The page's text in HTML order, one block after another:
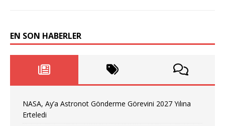
EN SON HABERLER
NASA, Ay’a Astronot Gönderme Görevini 2027 Yılına
Erteledi